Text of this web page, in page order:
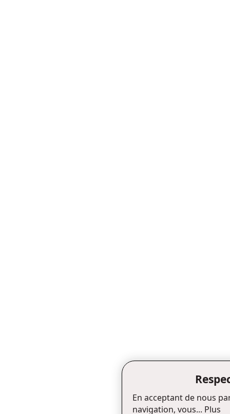
En acceptant de nous
navigation, vous... Plus